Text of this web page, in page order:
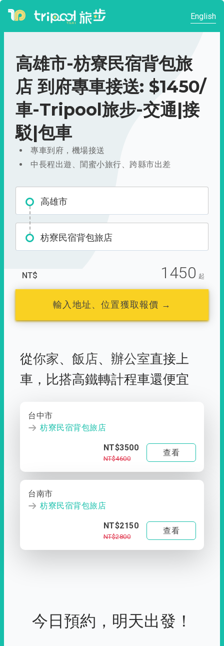
English
高雄市-枋寮民宿背包旅
店 到府專車接送: $1450/
車-Tripool旅步-交通|接
駁|包車
專車到府，機場接送
中長程出遊、閨蜜小旅行、跨縣市出差
高雄市
枋寮民宿背包旅店
NT$ 1450 起
輸入地址、位置獲取報價 →
從你家、 飯店、 辦公室直接上
車， 比搭高鐵轉計程車還便宜
台中市
枋寮民宿背包旅店
NT$3500
NT$4600
查看
台南市
枋寮民宿背包旅店
NT$2150
NT$2800
查看
今日預約，明天出發！